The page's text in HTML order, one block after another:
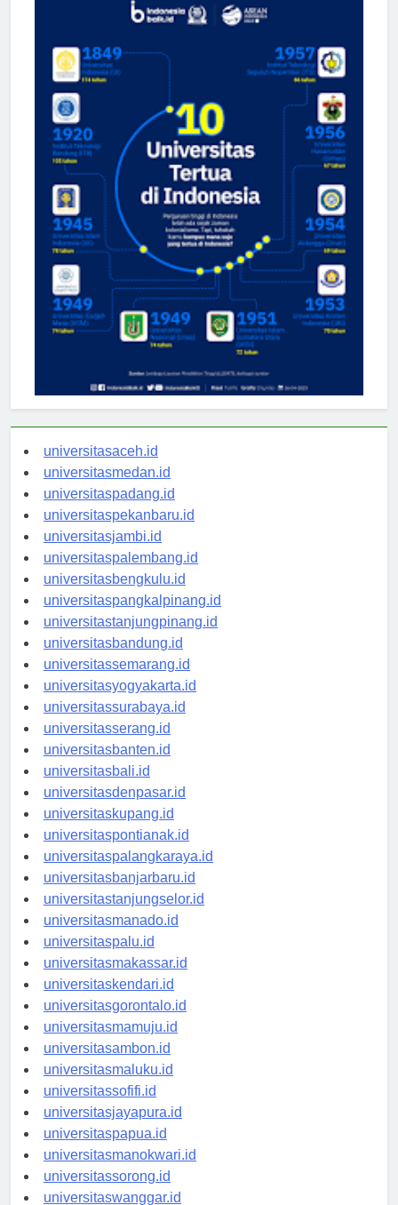
universitasaceh.id
universitasmedan.id
universitaspadang.id
universitaspekanbaru.id
universitasjambi.id
universitaspalembang.id
universitasbengkulu.id
universitaspangkalpinang.id
universitastanjungpinang.id
universitasbandung.id
universitassemarang.id
universitasyogyakarta.id
universitassurabaya.id
universitasserang.id
universitasbanten.id
universitasbali.id
universitasdenpasar.id
universitaskupang.id
universitaspontianak.id
universitaspalangkaraya.id
universitasbanjarbaru.id
universitastanjungselor.id
universitasmanado.id
universitaspalu.id
universitasmakassar.id
universitaskendari.id
universitasgorontalo.id
universitasmamuju.id
universitasambon.id
universitasmaluku.id
universitassofifi.id
universitasjayapura.id
universitaspapua.id
universitasmanokwari.id
universitassorong.id